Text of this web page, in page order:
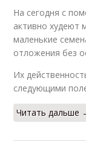
На сегодня с
активно худеют
маленькие
отложения без
Их
следующими
Читать дальше